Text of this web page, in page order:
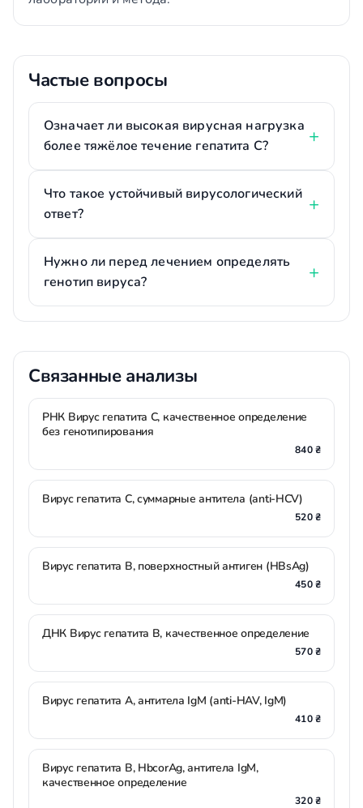
Частые вопросы
Означает ли высокая вирусная нагрузка
более тяжёлое течение гепатита С?
Что такое устойчивый вирусологический
ответ?
Нужно ли перед лечением определять
генотип вируса?
Связанные анализы
РНК Вирус гепатита С, качественное определение
без генотипирования
840 ₴
Вирус гепатита С, суммарные антитела (anti-HCV)
520 ₴
Вирус гепатита В, поверхностный антиген (HBsAg)
450 ₴
ДНК Вирус гепатита В, качественное определение
570 ₴
Вирус гепатита А, антитела IgM (anti-HAV, IgM)
410 ₴
Вирус гепатита В, HbcorAg, антитела IgM,
качественное определение
320 ₴